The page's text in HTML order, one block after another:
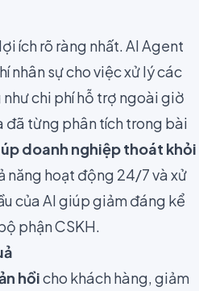
ích rõ ràng nhất. AI Agent
nhân sự cho việc xử lý các
chi phí hỗ trợ ngoài giờ
đã từng phân tích trong bài
doanh nghiệp thoát khỏi
năng hoạt động 24/7 và xử
của AI giúp giảm đáng kể
phận CSKH.
hồicho khách hàng, giảm